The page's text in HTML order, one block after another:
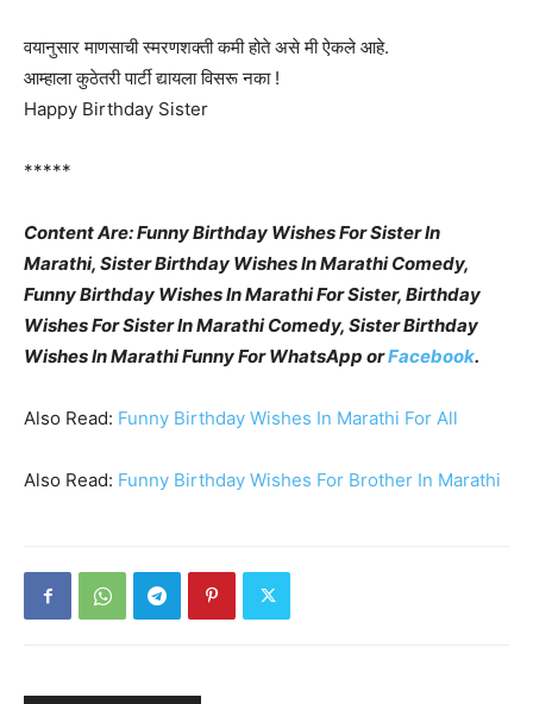
वयानुसार माणसाची स्मरणशक्ती कमी होते असे मी ऐकले आहे.
आम्हाला कुठेतरी पार्टी द्यायला विसरू नका !
Happy Birthday Sister
*****
Content Are: Funny Birthday Wishes For Sister In
Marathi, Sister Birthday Wishes In Marathi Comedy,
Funny Birthday Wishes In Marathi For Sister, Birthday
Wishes For Sister In Marathi Comedy, Sister Birthday
Wishes In Marathi Funny For WhatsApp orFacebook.
Also Read: Funny Birthday Wishes In Marathi For All
Also Read: Funny Birthday Wishes For Brother In Marathi